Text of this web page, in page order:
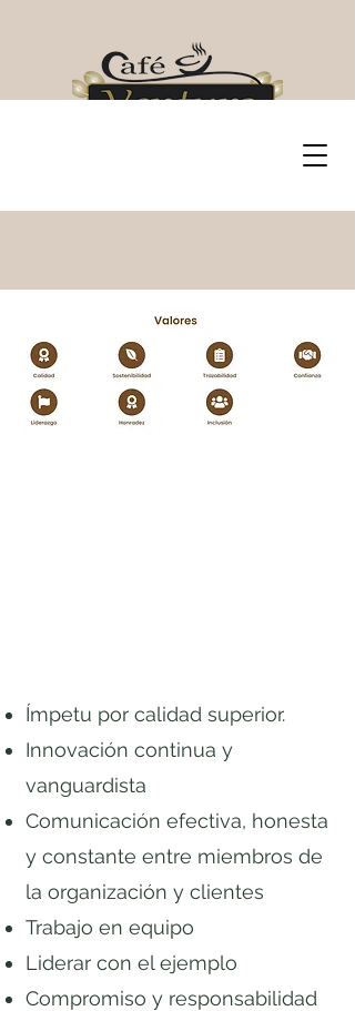
Ímpetu por calidad superior.
Innovación continua y
vanguardista
Comunicación efectiva, honesta
y constante entre miembros de
la organización y clientes
Trabajo en equipo
Liderar con el ejemplo
Compromiso y responsabilidad